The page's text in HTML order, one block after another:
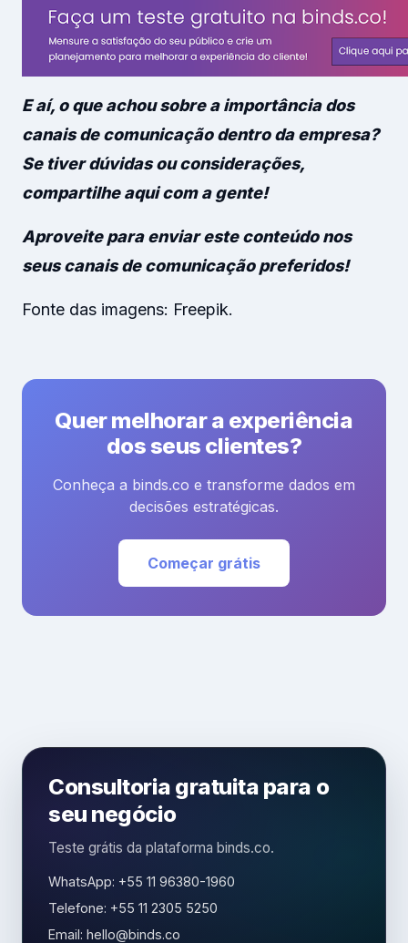
E aí, o que achou sobre a importância dos
canais de comunicação dentro da empresa?
Se tiver dúvidas ou considerações,
compartilhe aqui com a gente!
Aproveite para enviar este conteúdo nos
seus canais de comunicação preferidos!
Fonte das imagens: Freepik.
Quer melhorar a experiência
dos seus clientes?
Conheça a binds.co e transforme dados em
decisões estratégicas.
Começar grátis
Consultoria gratuita para o
seu negócio
Teste grátis da plataforma binds.co.
WhatsApp: +55 11 96380-1960
Telefone: +55 11 2305 5250
Email: hello@binds.co